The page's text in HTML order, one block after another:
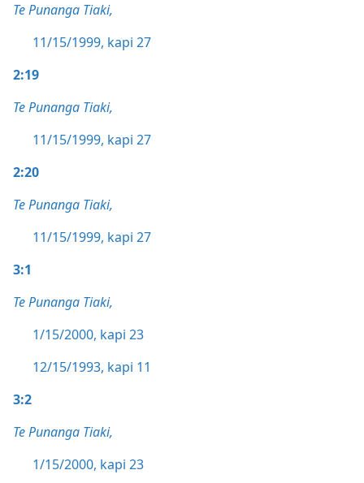
Te Punanga Tiaki,
11/15/1999, kapi 27
2:19
Te Punanga Tiaki,
11/15/1999, kapi 27
2:20
Te Punanga Tiaki,
11/15/1999, kapi 27
3:1
Te Punanga Tiaki,
1/15/2000, kapi 23
12/15/1993, kapi 11
3:2
Te Punanga Tiaki,
1/15/2000, kapi 23